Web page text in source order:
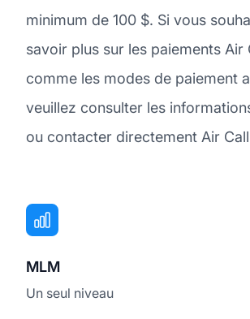
minimum de 100 $. Si vous
savoir plus sur les paiements Air
comme les modes de paiement
veuillez consulter les
ou contacter directement Air
MLM
Un seul niveau